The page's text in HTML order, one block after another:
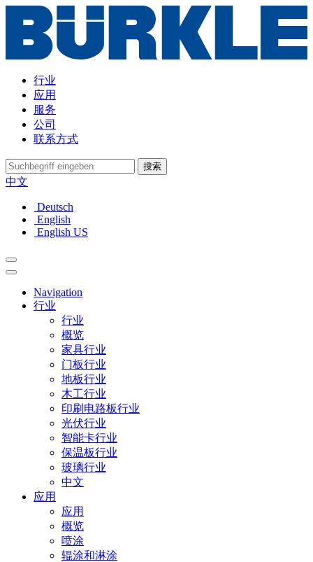
行业
应用
服务
公司
联系方式
搜索
中文
Deutsch
English
English US
Navigation
行业
行业
概览
家具行业
门板行业
地板行业
木工行业
印刷电路板行业
光伏行业
智能卡行业
保温板行业
玻璃行业
中文
应用
应用
概览
喷涂
辊涂和淋涂